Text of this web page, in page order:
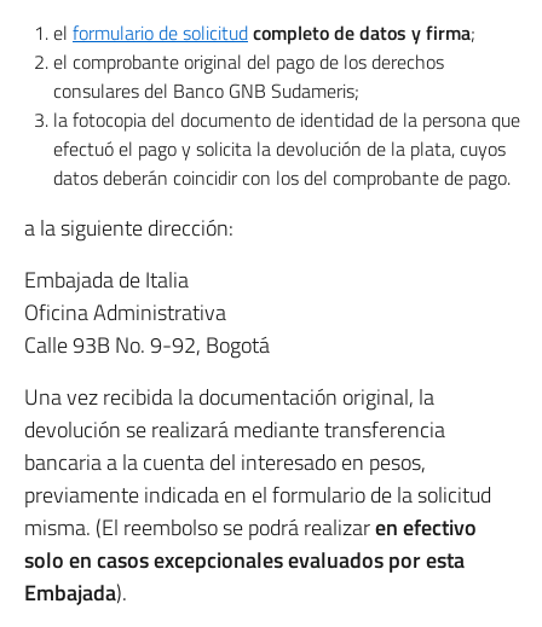
el formulario de solicitudcompleto de datos y firma;
el comprobante original del pago de los derechos
consulares del Banco GNB Sudameris;
la fotocopia del documento de identidad de la persona que
efectuó el pago y solicita la devolución de la plata, cuyos
datos deberán coincidir con los del comprobante de pago.
a la siguiente dirección:
Embajada de Italia
Oficina Administrativa
Calle 93B No. 9-92, Bogotá
Una vez recibida la documentación original, la
devolución se realizará mediante transferencia
bancaria a la cuenta del interesado en pesos,
previamente indicada en el formulario de la solicitud
misma. (El reembolso se podrá realizaren efectivo
solo en casos excepcionales evaluados por esta
Embajada).